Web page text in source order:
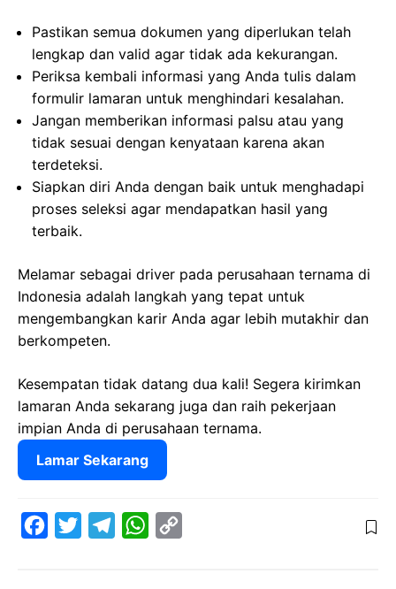
Pastikan semua dokumen yang diperlukan telah
lengkap dan valid agar tidak ada kekurangan.
Periksa kembali informasi yang Anda tulis dalam
formulir lamaran untuk menghindari kesalahan.
Jangan memberikan informasi palsu atau yang
tidak sesuai dengan kenyataan karena akan
terdeteksi.
Siapkan diri Anda dengan baik untuk menghadapi
proses seleksi agar mendapatkan hasil yang
terbaik.
Melamar sebagai driver pada perusahaan ternama di
Indonesia adalah langkah yang tepat untuk
mengembangkan karir Anda agar lebih mutakhir dan
berkompeten.
Kesempatan tidak datang dua kali! Segera kirimkan
lamaran Anda sekarang juga dan raih pekerjaan
impian Anda di perusahaan ternama.
Lamar Sekarang
W